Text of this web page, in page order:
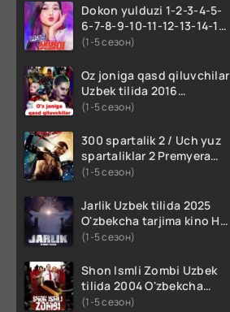
Dokon yulduzi 1-2-3-4-5-
6-7-8-9-10-11-12-13-14-15-
16-17 Qism Uzbek tilida
qismlari o'zbek tilida
(1-5 сезон)
Oz joniga qasd qiluvchilar
Uzbek tilida 2016
O'zbekcha tarjima kino
(1-5 сезон)
300 spartalik 2 / Uch yuz
spartaliklar 2 Premyera
Uzbek tilida 2013
skachat
(1-5 сезон)
Jarlik Uzbek tilida 2025
O'zbekcha tarjima kino HD
skachat
(1-5 сезон)
Shon Ismli Zombi Uzbek
tilida 2004 O'zbekcha
tarjima kino HD skachat
(1-5 сезон)
78 Qism
79 Qism